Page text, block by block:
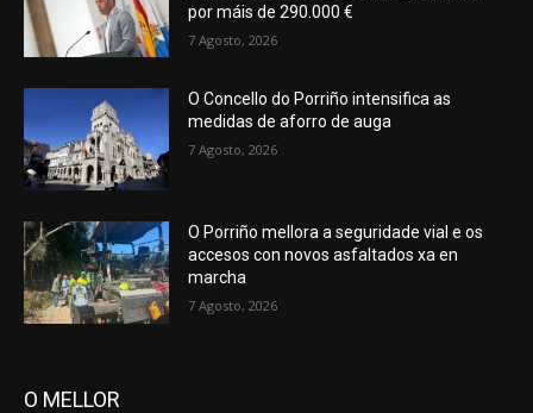
por máis de 290.000 €
7 Agosto, 2026
O Concello do Porriño intensifica as
medidas de aforro de auga
7 Agosto, 2026
O Porriño mellora a seguridade vial e os
accesos con novos asfaltados xa en
marcha
7 Agosto, 2026
O MELLOR